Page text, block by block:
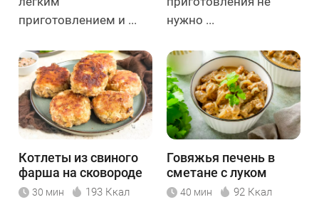
приготовлением и ...
нужно ...
Котлеты из свиного
фарша на сковороде
30 мин 193 Ккал
Говяжья печень в
сметане с луком
40 мин 92 Ккал